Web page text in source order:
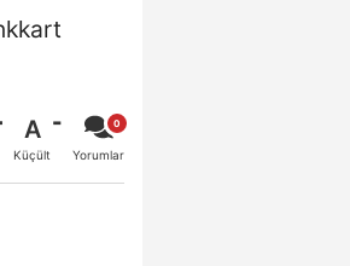
A
Küçült Yorumlar